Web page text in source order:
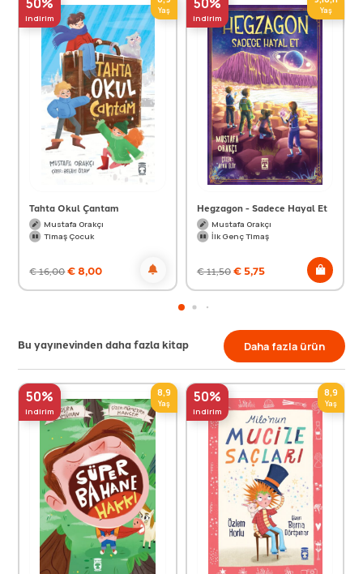
indirim
Yaş
Tahta Okul Çantam
Mustafa Orakçı
Timaş Çocuk
€16,00€8,00
indirim
Yaş
Hegzagon - Sadece Hayal Et
Mustafa Orakçı
İlk Genç Timaş
€11,50€5,75
Bu yayınevinden daha fazla kitap Daha fazla ürün
50%
indirim
8,9
Yaş 50%
indirim
8,9
Yaş